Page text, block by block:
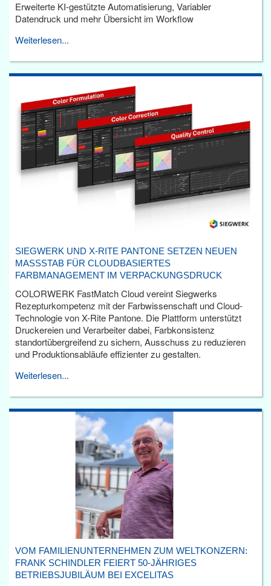
Erweiterte KI-gestützte Automatisierung, Variabler
Datendruck und mehr Übersicht im Workflow
Weiterlesen...
SIEGWERK UND X-RITE PANTONE SETZEN NEUEN
MASSSTAB FÜR CLOUDBASIERTES F
ARBMANAGEMENT IM VERPACKUNGSDRUCK
COLORWERK FastMatch Cloud vereint Siegwerks
Rezepturkompetenz mit der Farbwissenschaft und Cloud-
Technologie von X-Rite Pantone. Die Plattform unterstützt
Druckereien und Verarbeiter dabei, Farbkonsistenz
standortübergreifend zu sichern, Ausschuss zu reduzieren
und Produktionsabläufe effizienter zu gestalten.
Weiterlesen...
VOM FAMILIENUNTERNEHMEN ZUM WELTKONZERN:
FRANK SCHINDLER FEIERT 50-JÄHRIGES
BETRIEBSJUBILÄUM BEI EXCELITAS